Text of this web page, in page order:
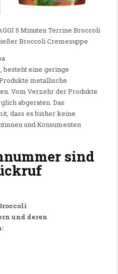
5 Minuten Terrine Broccoli
Broccoli Cremesuppe
besteht eine geringe
metallische
Vom Verzehr der Produkte
abgeraten. Das
dass es bisher keine
und Konsumenten
sind
und deren